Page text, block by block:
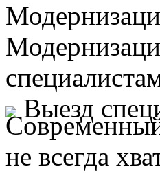
Выезд
не всегда